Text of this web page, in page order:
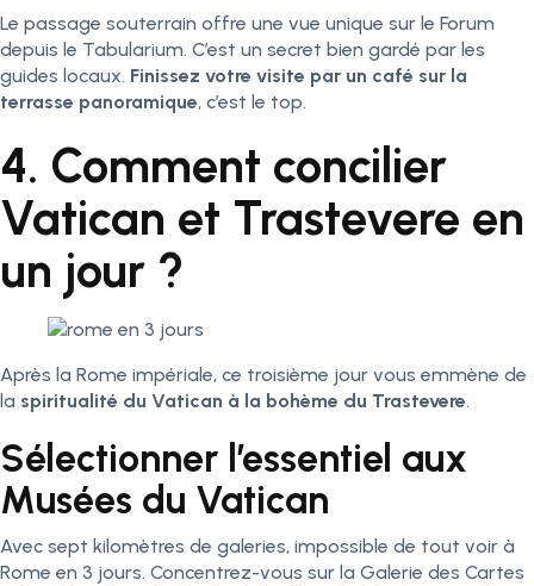
Le passage souterrain offre une vue unique sur le Forum
depuis le Tabularium. C’est un secret bien gardé par les
guides locaux. Finissez votre visite par un café sur la
terrasse panoramique, c’est le top.
4. Comment concilier
Vatican et Trastevere en
un jour ?
Après la Rome impériale, ce troisième jour vous emmène de
la spiritualité du Vatican à la bohème du Trastevere.
Sélectionner l’essentiel aux
Musées du Vatican
Avec sept kilomètres de galeries, impossible de tout voir à
Rome en 3 jours. Concentrez-vous sur la Galerie des Cartes